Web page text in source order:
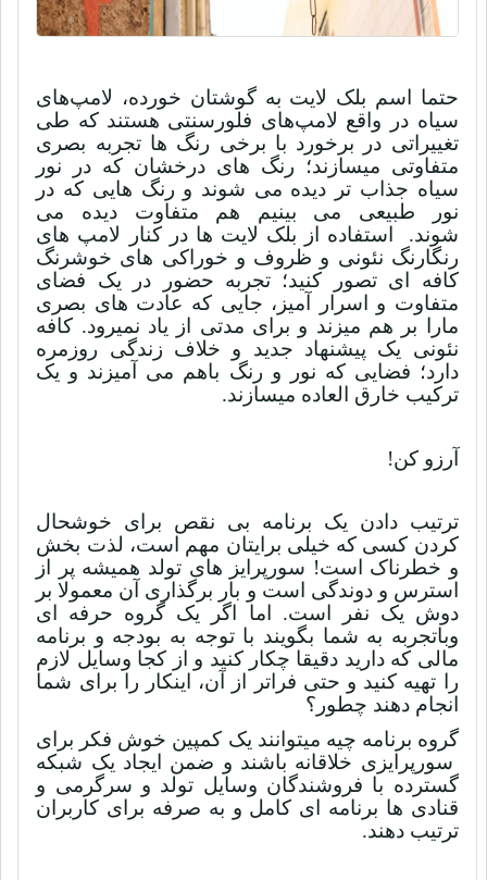
حتما اسم بلک لایت به گوشتان خورده، لامپ‌های
سیاه در واقع لامپ‌های فلورسنتی هستند که طی
تغییراتی در برخورد با برخی رنگ ها تجربه بصری
متفاوتی میسازند؛
رنگ های درخشان که در نور
سیاه جذاب تر دیده می شوند و رنگ هایی که در
نور طبیعی می بینیم هم متفاوت دیده می
شوند.
استفاده از بلک لایت ها در کنار لامپ های
رنگارنگ نئونی و ظروف و خوراکی های خوشرنگ
کافه ای تصور کنید؛ تجربه حضور در یک فضای
متفاوت و اسرار آمیز، جایی که عادت های بصری
مارا بر هم میزند و برای مدتی از یاد نمیرود. کافه
نئونی یک پیشنهاد جدید و خلاف زندگی روزمره
دارد؛ فضایی که نور و رنگ باهم می آمیزند و یک
ترکیب خارق العاده میسازند.
آرزو کن!
ترتیب دادن یک برنامه بی نقص برای خوشحال
کردن کسی که خیلی برایتان مهم است، لذت بخش
و خطرناک است! سورپرایز های تولد همیشه پر از
استرس و دوندگی است و بار برگذاری آن معمولا بر
دوش یک نفر است. اما اگر یک گروه حرفه ای
وباتجربه به شما بگویند با توجه به بودجه و برنامه
مالی که دارید دقیقا چکار کنید و از کجا وسایل لازم
را تهیه کنید و حتی فراتر از آن، اینکار را برای شما
انجام دهند چطور؟
گروه برنامه چیه میتوانند یک کمپین خوش فکر برای
سورپرایزی خلاقانه باشند و ضمن ایجاد یک شبکه
گسترده با فروشندگان وسایل تولد و سرگرمی و
قنادی ها برنامه ای کامل و به صرفه برای کاربران
ترتیب دهند.